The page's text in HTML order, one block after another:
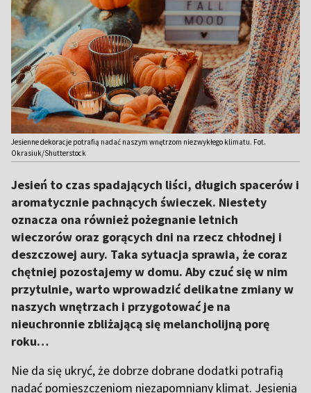
Jesienne dekoracje potrafią nadać naszym wnętrzom niezwykłego klimatu. Fot.
Okrasiuk/Shutterstock
Jesień to czas spadających liści, długich spacerów i
aromatycznie pachnących świeczek. Niestety
oznacza ona również pożegnanie letnich
wieczorów oraz gorących dni na rzecz chłodnej i
deszczowej aury. Taka sytuacja sprawia, że coraz
chętniej pozostajemy w domu. Aby czuć się w nim
przytulnie, warto wprowadzić delikatne zmiany w
naszych wnętrzach i przygotować je na
nieuchronnie zbliżającą się melancholijną porę
roku…
Nie da się ukryć, że dobrze dobrane dodatki potrafią
nadać pomieszczeniom niezapomniany klimat. Jesienią